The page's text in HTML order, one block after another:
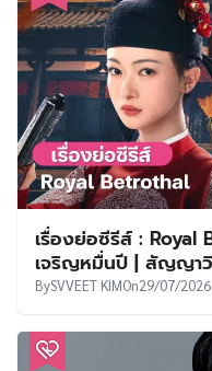
เรื่องย่อซีรีส์ : Royal
เจริญหมื่นปี | สัญญาวิ
BySVVEET KIMOn29/07/2026